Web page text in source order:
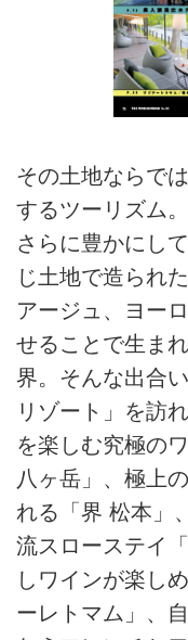
その土地ならで
するツーリズム
さらに豊かにし
じ土地で造られ
アージュ、ヨー
せることで生ま
界。そんな出合
リゾート」を訪
を楽しむ究極の
八ヶ岳」、極上
れる「界 松本」
流スローステイ
しワインが楽し
ーレトマム」、